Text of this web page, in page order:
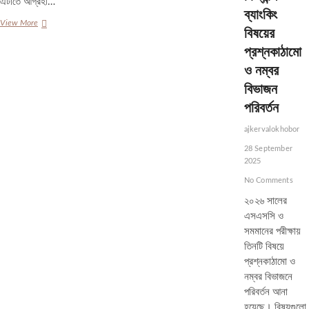
View Moreঅবশেষে
ব্যাংকিং
বিষয়ের
প্রশ্নকাঠামো
ও নম্বর
বিভাজন
পরিবর্তন
ajkervalokhobor
28 September
2025
No Comments
২০২৬ সালের
এসএসসি ও
সমমানের পরীক্ষায়
তিনটি বিষয়ে
প্রশ্নকাঠামো ও
নম্বর বিভাজনে
পরিবর্তন আনা